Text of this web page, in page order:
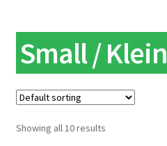
Small / Klein
Showing all 10 results